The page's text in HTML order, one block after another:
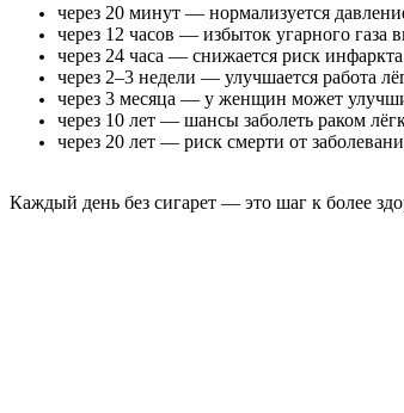
через 20 минут — нормализуется
через 12 часов — избыток угарного газа
через 24 часа — снижается риск
через 2–3 недели — улучшается работа
через 3 месяца — у женщин может
через 10 лет — шансы заболеть раком
через 20 лет — риск смерти от
Каждый день без сигарет — это шаг к более